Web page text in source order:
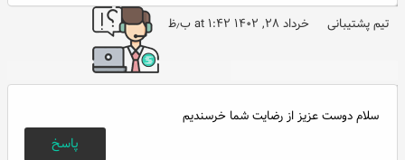
تیم پشتیبانی خرداد ۲۸, ۱۴۰۲ at ۱:۴۲ ب٫ظ
سلام دوست عزیز از رضایت شما خرسندیم
پاسخ